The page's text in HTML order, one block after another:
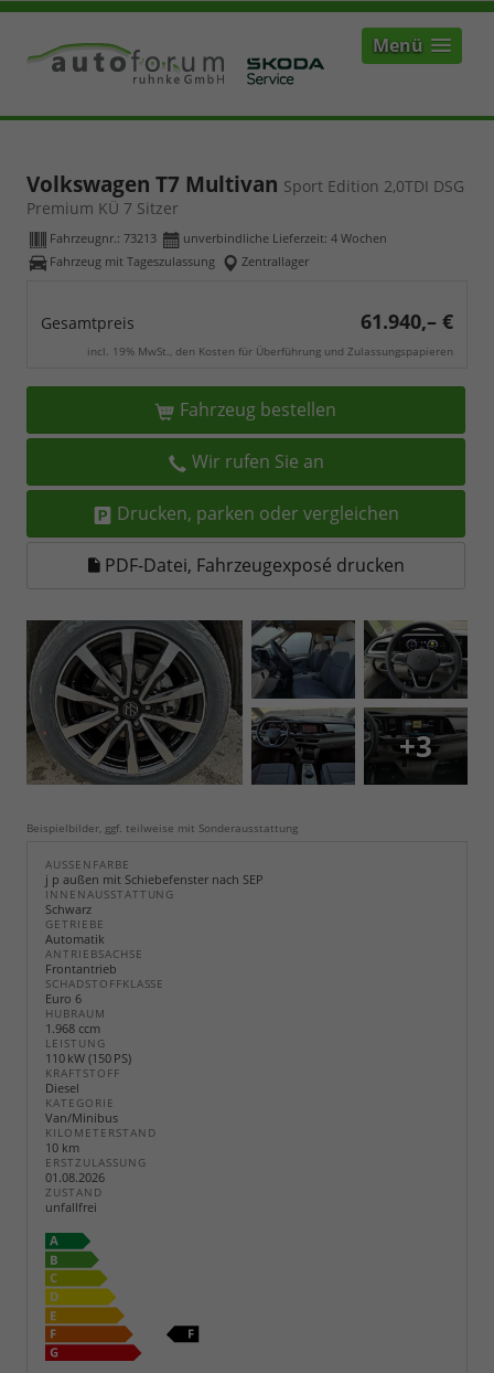
Menü
Volkswagen T7 Multivan Sport Edition 2,0TDI DSG
Premium KÜ 7 Sitzer
Fahrzeugnr.: 73213 unverbindliche Lieferzeit: 4 Wochen
Fahrzeug mit Tageszulassung
Zentrallager
Gesamtpreis 61.940,– €
incl. 19% MwSt., den Kosten für Überführung und Zulassungspapieren
Fahrzeug bestellen
Wir rufen Sie an
Drucken, parken oder vergleichen
PDF-Datei, Fahrzeugexposé drucken
+3
Beispielbilder, ggf. teilweise mit Sonderausstattung
AUSSENFARBE
j p außen mit Schiebefenster nach SEP
INNENAUSSTATTUNG
Schwarz
GETRIEBE
Automatik
ANTRIEBSACHSE
Frontantrieb
SCHADSTOFFKLASSE
Euro 6
HUBRAUM
1.968 ccm
LEISTUNG
110 kW (150 PS)
KRAFTSTOFF
Diesel
KATEGORIE
Van/Minibus
KILOMETERSTAND
10 km
ERSTZULASSUNG
01.08.2026
ZUSTAND
unfallfrei